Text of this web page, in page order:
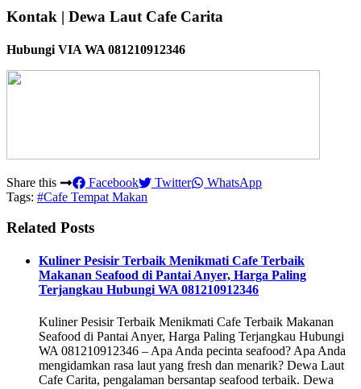
Kontak | Dewa Laut Cafe Carita
Hubungi VIA WA 081210912346
Share this Facebook Twitter
WhatsApp
Tags: #Cafe Tempat Makan
Related Posts
Kuliner Pesisir Terbaik Menikmati Cafe Terbaik
Makanan Seafood di Pantai Anyer, Harga Paling
Terjangkau Hubungi WA 081210912346
Kuliner Pesisir Terbaik Menikmati Cafe Terbaik Makanan
Seafood di Pantai Anyer, Harga Paling Terjangkau Hubungi
WA 081210912346 – Apa Anda pecinta seafood? Apa Anda
mengidamkan rasa laut yang fresh dan menarik? Dewa Laut
Cafe Carita, pengalaman bersantap seafood terbaik. Dewa